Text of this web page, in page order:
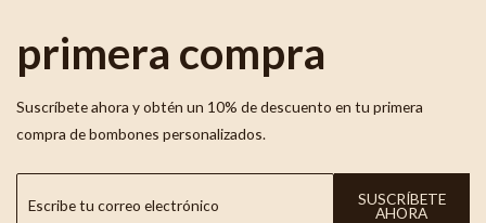
primera compra
Suscríbete ahora y obtén un 10% de descuento en tu primera
compra de bombones personalizados.
SUSCRÍBETE
AHORA